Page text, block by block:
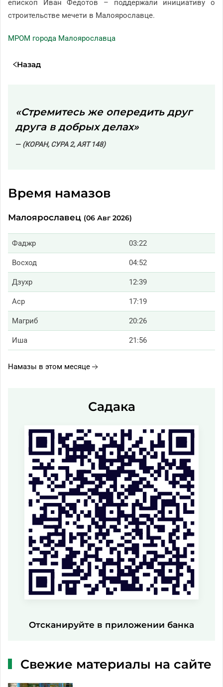
епископ Иван Федотов – поддержали инициативу о
строительстве мечети в Малоярославце.
МРОМ города Малоярославца
Назад
«Стремитесь же опередить друг
друга в добрых делах»
(КОРАН, СУРА 2, АЯТ 148)
Время намазов
Малоярославец (06 Авг 2026)
Фаджр 03:22
Восход 04:52
Дзухр 12:39
Аср 17:19
Магриб 20:26
Иша 21:56
Намазы в этом месяце
Садака
Отсканируйте в приложении банка
Свежие материалы на сайте